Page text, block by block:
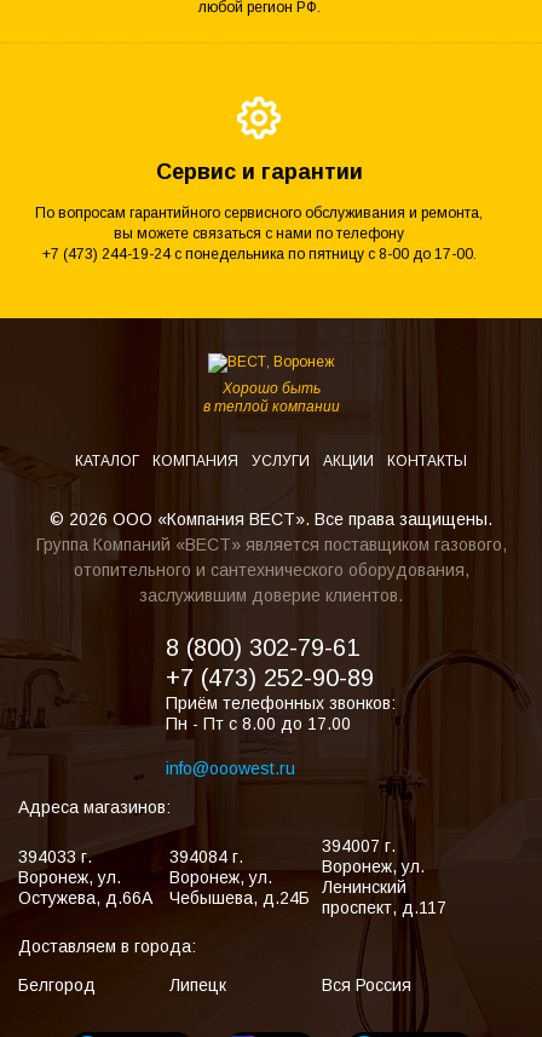
любой регион РФ.
Сервис и гарантии
По вопросам гарантийного сервисного обслуживания и ремонта,
вы можете связаться с нами по телефону
+7 (473) 244-19-24 с понедельника по пятницу с 8-00 до 17-00.
Хорошо быть
в теплой компании
КАТАЛОГ КОМПАНИЯ УСЛУГИ АКЦИИ КОНТАКТЫ
© 2026 ООО «Компания ВЕСТ». Все права защищены.
Группа Компаний «ВЕСТ» является поставщиком газового,
отопительного и сантехнического оборудования,
заслужившим доверие клиентов.
8 (800) 302-79-61
+7 (473) 252-90-89
Приём телефонных звонков:
Пн - Пт с 8.00 до 17.00
info@ooowest.ru
Адреса магазинов:
394033 г.
Воронеж,ул.
Остужева, д.66А
394084 г.
Воронеж,ул.
Чебышева, д.24Б
394007 г.
Воронеж,ул.
Ленинский
проспект, д.117
Доставляем в города:
Белгород
Липецк Вся Россия